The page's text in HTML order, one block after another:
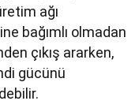
ağı
bağımlı olmadan
çıkış ararken,
gücünü